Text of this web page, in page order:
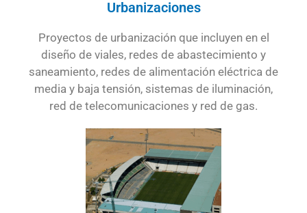
Urbanizaciones
Proyectos de urbanización que incluyen en el
diseño de viales, redes de abastecimiento y
saneamiento, redes de alimentación eléctrica de
media y baja tensión, sistemas de iluminación,
red de telecomunicaciones y red de gas.